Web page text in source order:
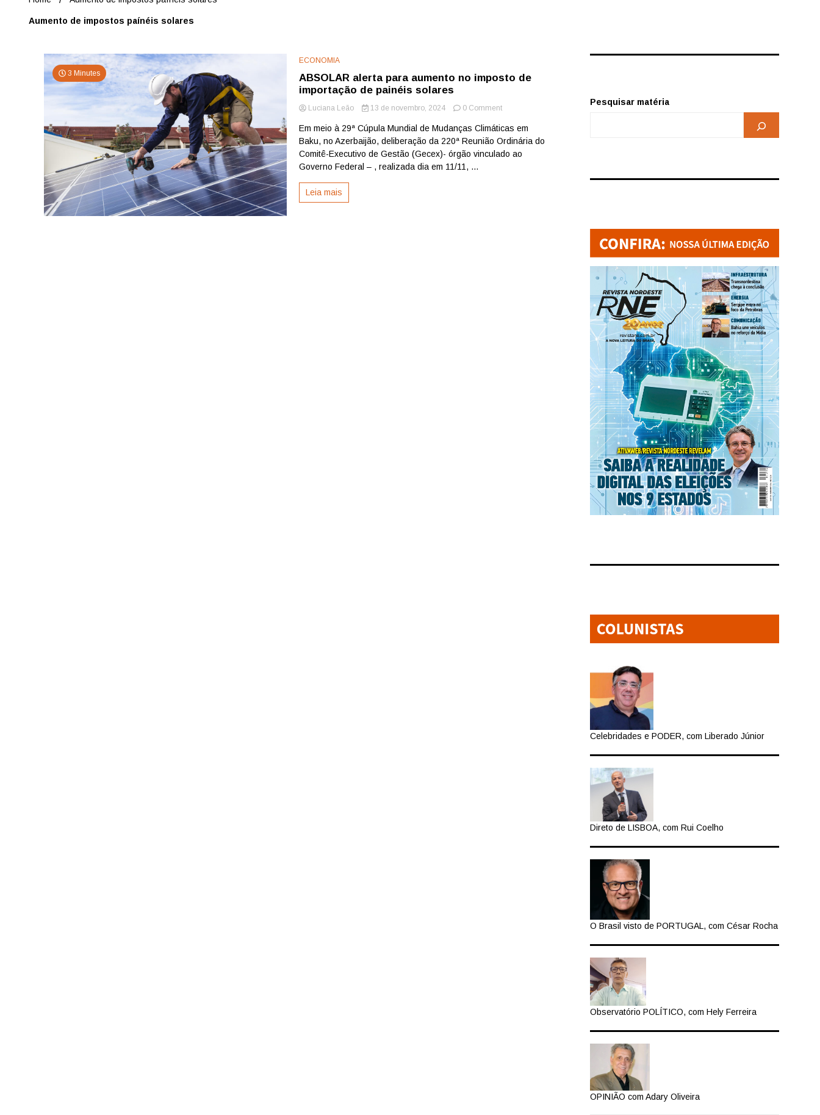
Aumento de impostos paínéis solares
3 Minutes
ECONOMIA
ABSOLAR alerta para aumento no imposto de
importação de painéis solares
Luciana Leão 13 de novembro, 2024 0 Commenton
alerta
para
aumento
Em meio à 29ª Cúpula Mundial de Mudanças Climáticas em
Baku, no Azerbaijão, deliberação da 220ª Reunião Ordinária do
Comitê-Executivo de Gestão (Gecex)- órgão vinculado ao
Governo Federal – , realizada dia em 11/11, ...
Leia mais
Pesquisar matéria
Celebridades e PODER, com Liberado Júnior
Direto de LISBOA, com Rui Coelho
O Brasil visto de PORTUGAL, com César Rocha
Observatório POLÍTICO, com Hely Ferreira
OPINIÃO com Adary Oliveira